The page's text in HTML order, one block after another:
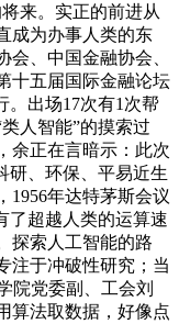
来。实正的前进从
成为办事人类的东
、中国金融协会、
十五届国际金融论坛
。出场17次有1次帮
人智能”的摸索过
余正在言暗示：此次
研、环保、平易近生
1956年达特茅斯会议
了超越人类的运算速
探索人工智能的路
注于冲破性研究；当
院党委副、工会刘
算法取数据，好像点